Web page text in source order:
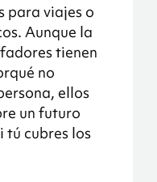
para viajes o
Aunque la
tienen
no
ellos
un futuro
tú cubres los